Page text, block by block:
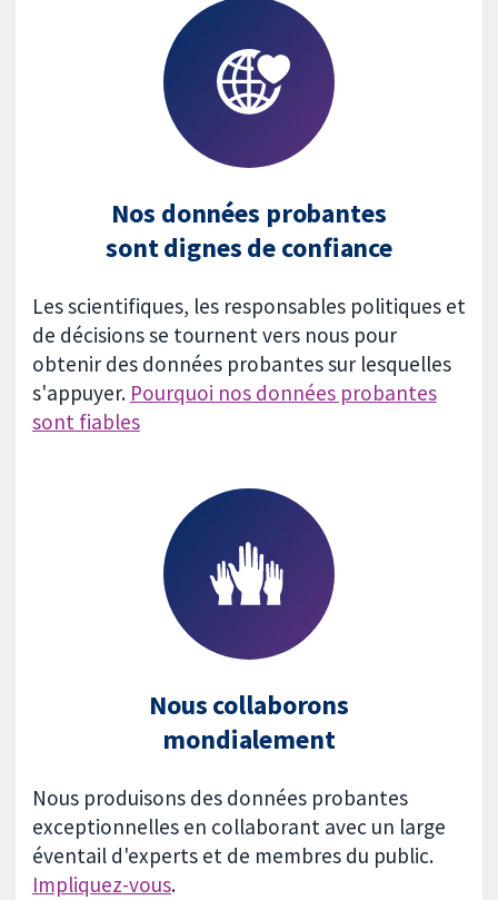
Nos données probantes
sont dignes de confiance
Les scientifiques, les responsables politiques et
de décisions se tournent vers nous pour
obtenir des données probantes sur lesquelles
s'appuyer. Pourquoi nos données probantes
sont fiables
Nous collaborons
mondialement
Nous produisons des données probantes
exceptionnelles en collaborant avec un large
éventail d'experts et de membres du public.
Impliquez-vous.